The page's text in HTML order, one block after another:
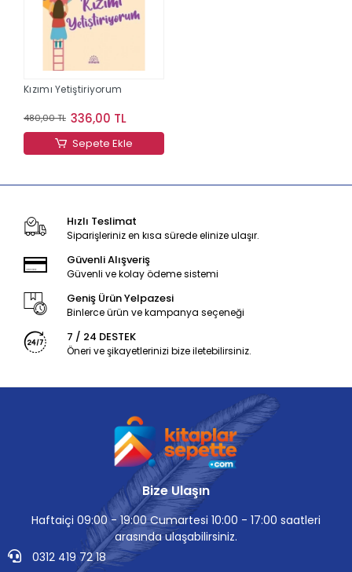
Kızımı Yetiştiriyorum
480,00 TL 336,00 TL
Sepete Ekle
Hızlı Teslimat
Siparişleriniz en kısa sürede elinize ulaşır.
Güvenli Alışveriş
Güvenli ve kolay ödeme sistemi
Geniş Ürün Yelpazesi
Binlerce ürün ve kampanya seçeneği
7 / 24 DESTEK
Öneri ve şikayetlerinizi bize iletebilirsiniz.
Bize Ulaşın
Haftaiçi 09:00 - 19:00 Cumartesi 10:00 - 17:00 saatleri
arasında ulaşabilirsiniz.
0312 419 72 18